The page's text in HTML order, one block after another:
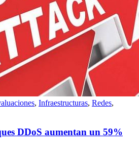
, Infraestructuras, Redes,
DDoS aumentan un 59%